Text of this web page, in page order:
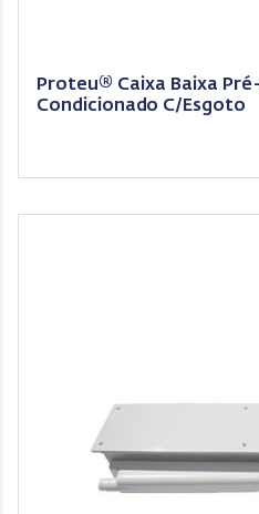
Proteu® Caixa Baixa
Condicionado C/Esgoto